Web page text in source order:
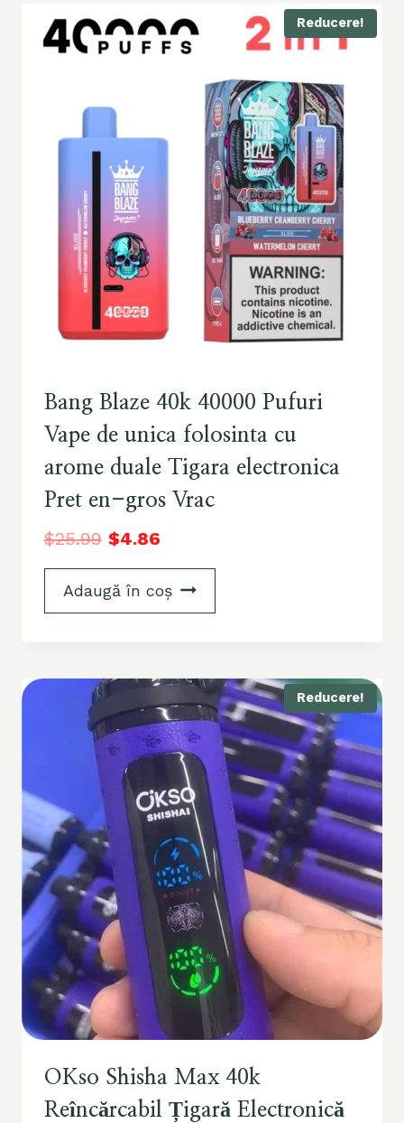
Reducere!
Bang Blaze 40k 40000 Pufuri
Vape de unica folosinta cu
arome duale Tigara electronica
Pret en-gros Vrac
$25.99 $4.86
Adaugă în coș
Reducere!
OKso Shisha Max 40k
Reîncărcabil Țigară Electronică